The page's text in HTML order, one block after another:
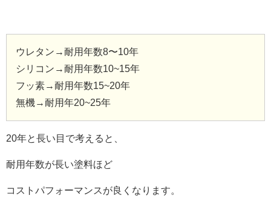
ウレタン→耐用年数8〜10年
シリコン→耐用年数10~15年
フッ素→耐用年数15~20年
無機→耐用年20~25年
20年と長い目で考えると、
耐用年数が長い塗料ほど
コストパフォーマンスが良くなります。